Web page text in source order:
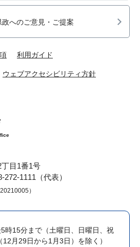
政へのご意見・ご提案
利用ガイド
ウェブアクセシビリティ方針
目1番1号
1111（代表）
）
時15分まで （土曜日、日曜日、祝
月29日から1月3日）を除く）